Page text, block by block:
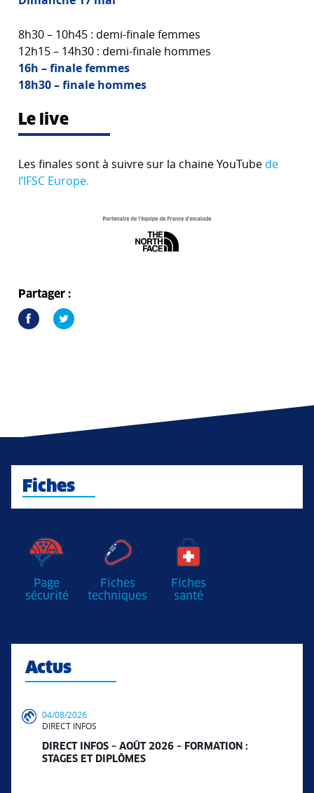
8h30 – 10h45 : demi-finale femmes
12h15 – 14h30 : demi-finale hommes
16h – finale femmes
18h30 – finale hommes
Le live
Les finales sont à suivre sur la chaine YouTube de
l’IFSC Europe.
Partager :
Fiches
Page
sécurité
Fiches
techniques
Fiches
santé
Actus
04/08/2026
DIRECT INFOS
DIRECT INFOS – AOÛT 2026 – FORMATION :
STAGES ET DIPLÔMES